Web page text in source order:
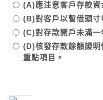
(A)應注意客戶存款
(B)對客戶以暫借頭
(C)對存款開戶未滿一
(D)核發存款餘額證
重點項目。